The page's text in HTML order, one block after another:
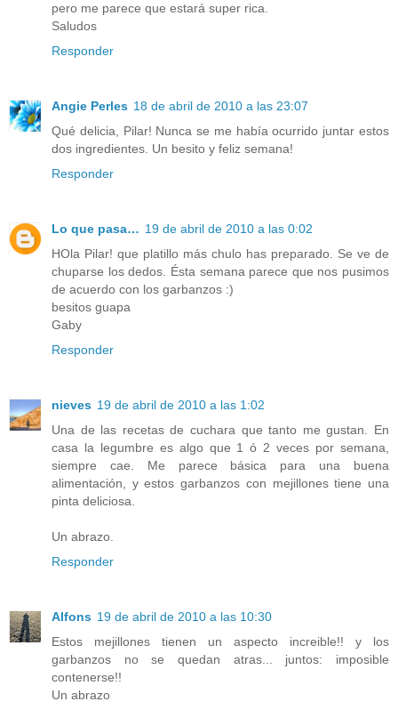
pero me parece que estará super rica.
Saludos
Responder
Angie Perles 18 de abril de 2010 a las 23:07
Qué delicia, Pilar! Nunca se me había ocurrido juntar estos
dos ingredientes. Un besito y feliz semana!
Responder
Lo que pasa… 19 de abril de 2010 a las 0:02
HOla Pilar! que platillo más chulo has preparado. Se ve de
chuparse los dedos. Ésta semana parece que nos pusimos
de acuerdo con los garbanzos :)
besitos guapa
Gaby
Responder
nieves 19 de abril de 2010 a las 1:02
Una de las recetas de cuchara que tanto me gustan. En
casa la legumbre es algo que 1 ó 2 veces por semana,
siempre cae. Me parece básica para una buena
alimentación, y estos garbanzos con mejillones tiene una
pinta deliciosa.
Un abrazo.
Responder
Alfons 19 de abril de 2010 a las 10:30
Estos mejillones tienen un aspecto increible!! y los
garbanzos no se quedan atras... juntos: imposible
contenerse!!
Un abrazo